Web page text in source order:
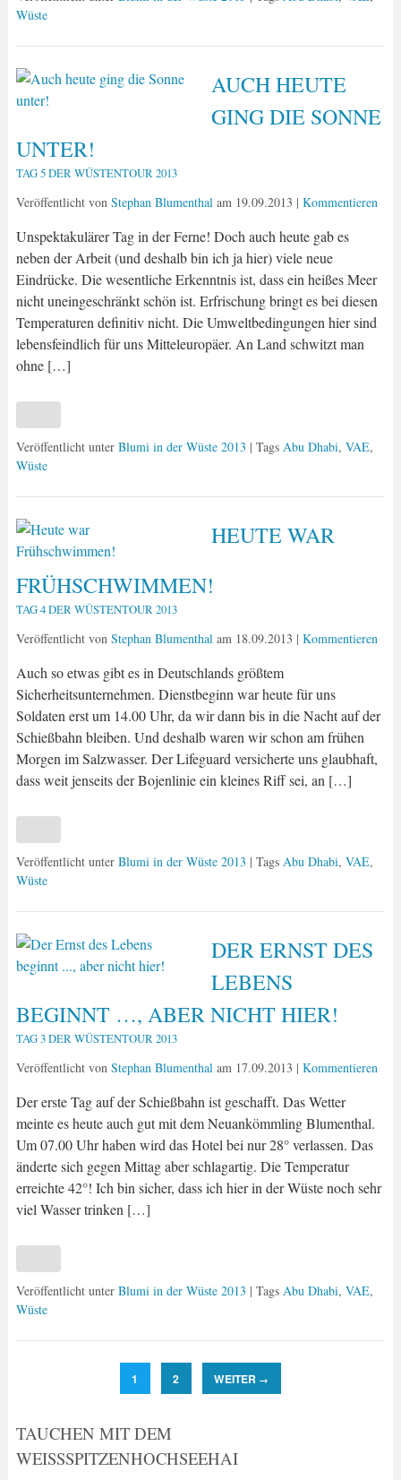
Wüste
AUCH HEUTE
GING DIE SONNE
UNTER!
TAG 5 DER WÜSTENTOUR 2013
Veröffentlicht von Stephan Blumenthalam 19.09.2013 | Kommentieren
Unspektakulärer Tag in der Ferne! Doch auch heute gab es
neben der Arbeit (und deshalb bin ich ja hier) viele neue
Eindrücke. Die wesentliche Erkenntnis ist, dass ein heißes Meer
nicht uneingeschränkt schön ist. Erfrischung bringt es bei diesen
Temperaturen definitiv nicht. Die Umweltbedingungen hier sind
lebensfeindlich für uns Mitteleuropäer. An Land schwitzt man
ohne […]
Veröffentlicht unter Blumi in der Wüste 2013 | Tags Abu Dhabi, VAE,
Wüste
HEUTE WAR
FRÜHSCHWIMMEN!
TAG 4 DER WÜSTENTOUR 2013
Veröffentlicht von Stephan Blumenthalam 18.09.2013 | Kommentieren
Auch so etwas gibt es in Deutschlands größtem
Sicherheitsunternehmen. Dienstbeginn war heute für uns
Soldaten erst um 14.00 Uhr, da wir dann bis in die Nacht auf der
Schießbahn bleiben. Und deshalb waren wir schon am frühen
Morgen im Salzwasser. Der Lifeguard versicherte uns glaubhaft,
dass weit jenseits der Bojenlinie ein kleines Riff sei, an […]
Veröffentlicht unter Blumi in der Wüste 2013 | Tags Abu Dhabi, VAE,
Wüste
DER ERNST DES
LEBENS
BEGINNT …, ABER NICHT HIER!
TAG 3 DER WÜSTENTOUR 2013
Veröffentlicht von Stephan Blumenthalam 17.09.2013 | Kommentieren
Der erste Tag auf der Schießbahn ist geschafft. Das Wetter
meinte es heute auch gut mit dem Neuankömmling Blumenthal.
Um 07.00 Uhr haben wird das Hotel bei nur 28° verlassen. Das
änderte sich gegen Mittag aber schlagartig. Die Temperatur
erreichte 42°! Ich bin sicher, dass ich hier in der Wüste noch sehr
viel Wasser trinken […]
Veröffentlicht unter Blumi in der Wüste 2013 | Tags Abu Dhabi, VAE,
Wüste
1 2 WEITER →
TAUCHEN MIT DEM
WEISSSPITZENHOCHSEEHAI